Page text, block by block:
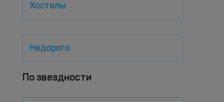
Хостелы
Недорого
По звездности